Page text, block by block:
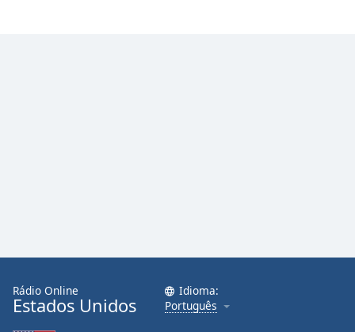
Rádio Online
Estados Unidos
Idioma:
Português